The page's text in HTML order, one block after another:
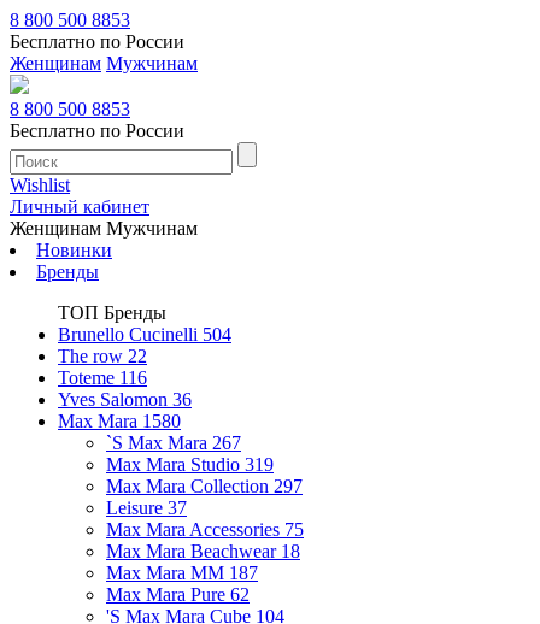
8 800 500 8853
Бесплатно по России
Женщинам Мужчинам
8 800 500 8853
Бесплатно по России
Wishlist
Личный кабинет
Женщинам Мужчинам
Новинки
Бренды
ТОП Бренды
Brunello Cucinelli 504
The row 22
Toteme 116
Yves Salomon 36
Max Mara 1580
`S Max Mara 267
Max Mara Studio 319
Max Mara Collection 297
Leisure 37
Max Mara Accessories 75
Max Mara Beachwear 18
Max Mara MM 187
Max Mara Pure 62
'S Max Mara Cube 104